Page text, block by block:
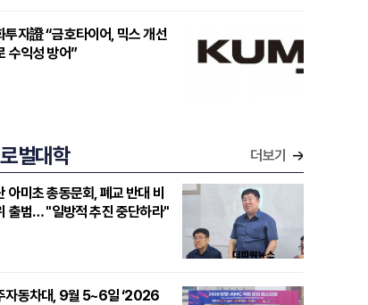
투자證 “금호타이어, 믹스 개선
수익성 방어”
벌대학 더보기
아미초 총동문회, 폐교 반대 비
출범… "일방적 추진 중단하라"
자동차대, 9월 5~6일 ‘2026